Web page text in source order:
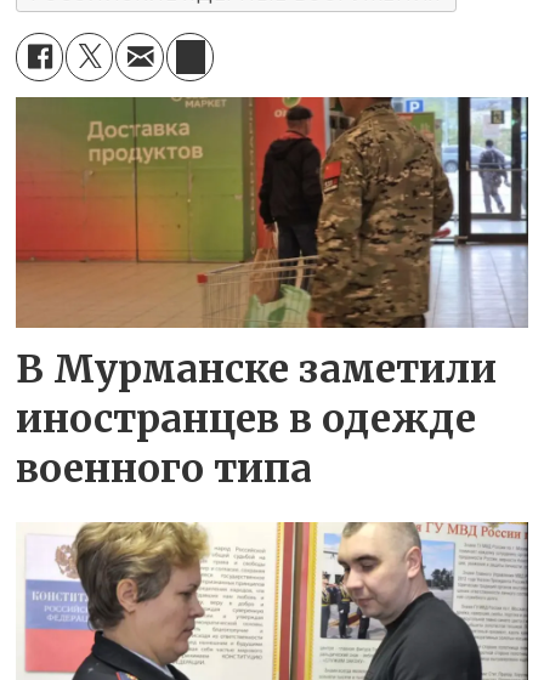
В Мурманске заметили
иностранцев в одежде
военного типа